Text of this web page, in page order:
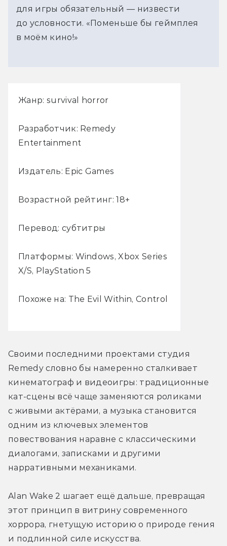
для игры обязательный — низвести
до условности. «Поменьше бы геймплея
в моём кино!»
Жанр: survival horror
Разработчик: Remedy
Entertainment
Издатель: Epic Games
Возрастной рейтинг: 18+
Перевод: субтитры
Платформы: Windows, Xbox Series
X/S, PlayStation 5
Похоже на: The Evil Within, Control
Своими последними проектами студия
Remedy словно бы намеренно сталкивает
кинематограф и видеоигры: традиционные
кат-сцены всё чаще заменяются роликами
с живыми актёрами, а музыка становится
одним из ключевых элементов
повествования наравне с классическими
диалогами, записками и другими
нарративными механиками.
Alan Wake 2 шагает ещё дальше, превращая
этот принцип в витрину современного
хоррора, гнетущую историю о природе гения
и подлинной силе искусства.